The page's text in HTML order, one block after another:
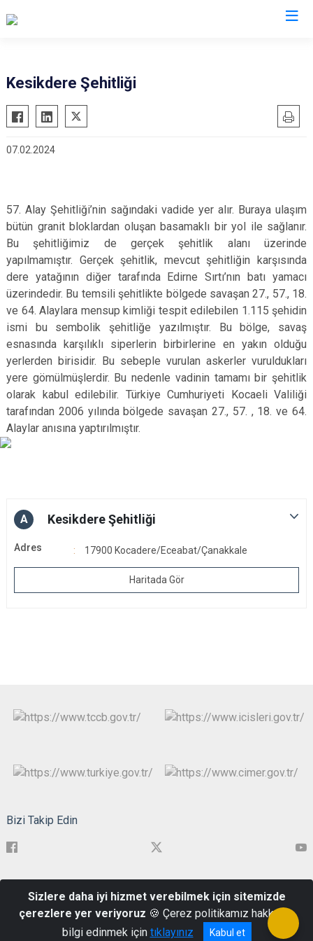
Kesikdere Şehitliği
07.02.2024
57. Alay Şehitliği’nin sağındaki vadide yer alır. Buraya ulaşım
bütün granit bloklardan oluşan basamaklı bir yol ile sağlanır.
Bu şehitliğimiz de gerçek şehitlik alanı üzerinde
yapılmamıştır. Gerçek şehitlik, mevcut şehitliğin karşısında
dere yatağının diğer tarafında Edirne Sırtı’nın batı yamacı
üzerindedir. Bu temsili şehitlikte bölgede savaşan 27., 57., 18.
ve 64. Alaylara mensup kimliği tespit edilebilen 1.115 şehidin
ismi bu sembolik şehitliğe yazılmıştır. Bu bölge, savaş
esnasında karşılıklı siperlerin birbirlerine en yakın olduğu
yerlerden birisidir. Bu sebeple vurulan askerler vuruldukları
yere gömülmüşlerdir. Bu nedenle vadinin tamamı bir şehitlik
olarak kabul edilebilir. Türkiye Cumhuriyeti Kocaeli Valiliği
tarafından 2006 yılında bölgede savaşan 27., 57. , 18. ve 64.
Alaylar anısına yaptırılmıştır.
A Kesikdere Şehitliği
Adres 17900 Kocadere/Eceabat/Çanakkale
Haritada Gör
Bizi Takip Edin
Merkez/Çanakkale
0286 217 1999
Sizlere daha iyi hizmet verebilmek için sitemizde
çerezlere yer veriyoruz 🍪 Çerez politikamız hakkında
bilgi edinmek için tıklayınız Kabul et